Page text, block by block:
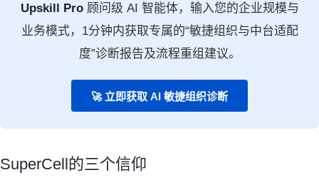
Upskill Pro顾问级 AI 智能体，输入您的企业规模与
业务模式，1分钟内获取专属的“敏捷组织与中台适配
度”诊断报告及流程重组建议。
🚀 立即获取 AI 敏捷组织诊断
SuperCell的三个信仰